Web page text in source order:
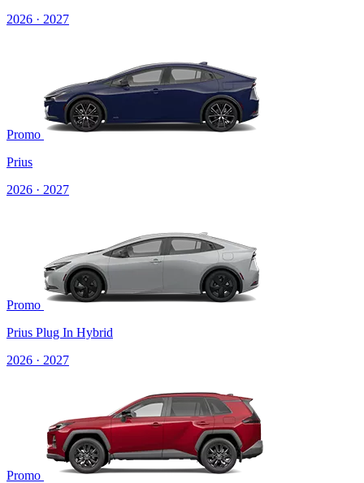
2026 · 2027
Promo
Prius
2026 · 2027
Promo
Prius Plug In Hybrid
2026 · 2027
Promo